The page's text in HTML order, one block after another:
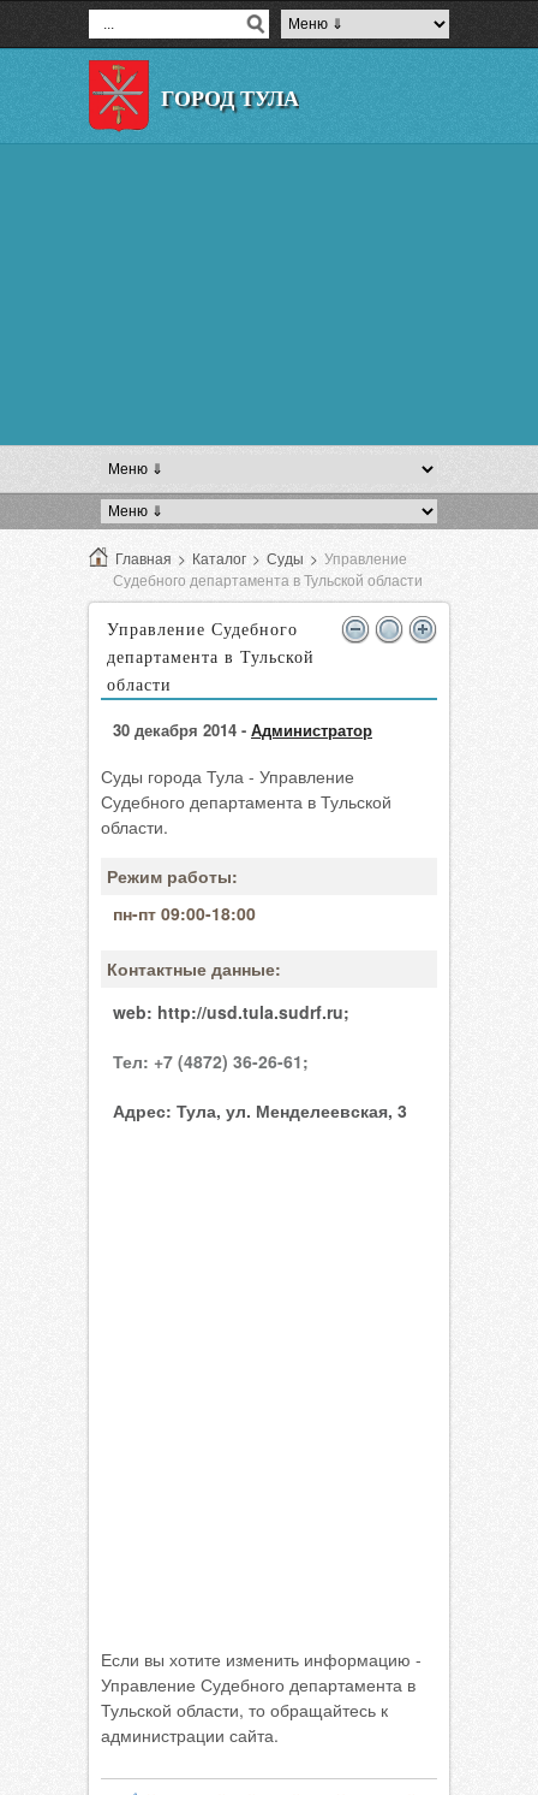
ГОРОД ТУЛА
Главная > Каталог > Суды > Управление
Судебного департамента в Тульской области
Управление Судебного
департамента в Тульской
области
30 декабря 2014 - Администратор
Суды города Тула - Управление
Судебного департамента в Тульской
области.
Режим работы:
пн-пт 09:00-18:00
Контактные данные:
web: http://usd.tula.sudrf.ru;
Тел: +7 (4872) 36-26-61;
Адрес: Тула, ул. Менделеевская, 3
Если вы хотите изменить информацию -
Управление Судебного департамента в
Тульской области, то обращайтесь к
администрации сайта.